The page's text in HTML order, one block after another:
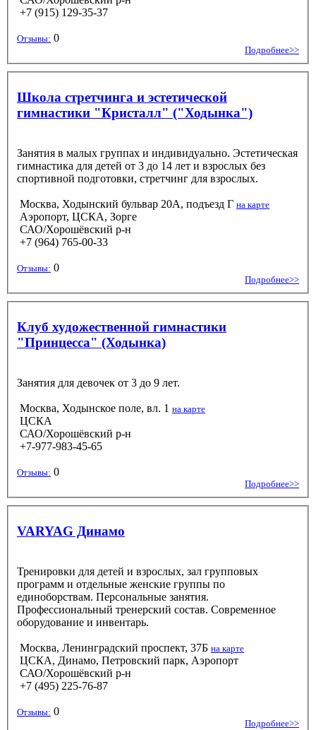
+7 (915) 129-35-37
Отзывы: 0
Подробнее>>
Школа стретчинга и эстетической
гимнастики "Кристалл" ("Ходынка")
Занятия в малых группах и индивидуально. Эстетическая
гимнастика для детей от 3 до 14 лет и взрослых без
спортивной подготовки, стретчинг для взрослых.
Москва, Ходынский бульвар 20А, подъезд Г на карте
Аэропорт, ЦСКА, Зорге
САО/Хорошёвский р-н
+7 (964) 765-00-33
Отзывы: 0
Подробнее>>
Клуб художественной гимнастики
"Принцесса" (Ходынка)
Занятия для девочек от 3 до 9 лет.
Москва, Ходынское поле, вл. 1 на карте
ЦСКА
САО/Хорошёвский р-н
+7-977-983-45-65
Отзывы: 0
Подробнее>>
VARYAG Динамо
Тренировки для детей и взрослых, зал групповых
программ и отдельные женские группы по
единоборствам. Персональные занятия.
Профессиональный тренерский состав. Современное
оборудование и инвентарь.
Москва, Ленинградский проспект, 37Б на карте
ЦСКА, Динамо, Петровский парк, Аэропорт
САО/Хорошёвский р-н
+7 (495) 225-76-87
Отзывы: 0
Подробнее>>